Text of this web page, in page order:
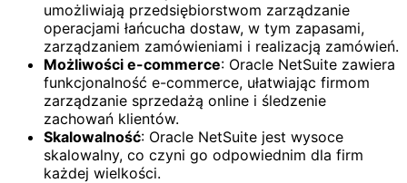
umożliwiają przedsiębiorstwom zarządzanie
operacjami łańcucha dostaw, w tym zapasami,
zarządzaniem zamówieniami i realizacją zamówień.
Możliwości e-commerce: Oracle NetSuite zawiera
funkcjonalność e-commerce, ułatwiając firmom
zarządzanie sprzedażą online i śledzenie
zachowań klientów.
Skalowalność: Oracle NetSuite jest wysoce
skalowalny, co czyni go odpowiednim dla firm
każdej wielkości.